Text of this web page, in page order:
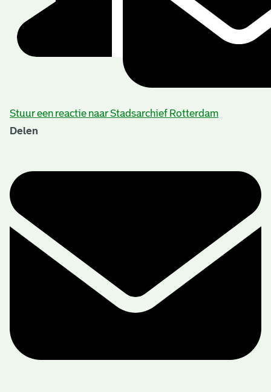
Stuur een reactie naar Stadsarchief Rotterdam
Delen